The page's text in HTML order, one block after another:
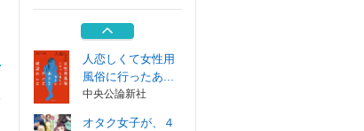
人で暮らしてみ...
幻冬舎
人恋しくて女性用
風俗に行ったあ...
中央公論新社
オタク女子が、４